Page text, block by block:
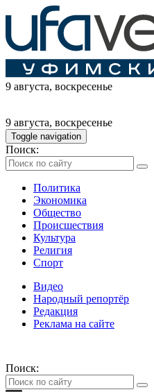
9 августа, воскресенье
9 августа, воскресенье
Toggle navigation
Поиск:
Политика
Экономика
Общество
Происшествия
Культура
Религия
Спорт
Видео
Народный репортёр
Редакция
Реклама на сайте
Поиск: